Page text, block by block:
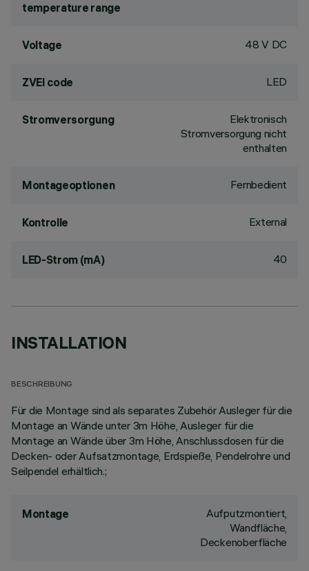
temperature range
Voltage 48 V DC
ZVEI code LED
Stromversorgung
Elektronisch
Stromversorgung nicht
enthalten
Montageoptionen Fernbedient
Kontrolle External
LED-Strom (mA) 40
INSTALLATION
BESCHREIBUNG
Für die Montage sind als separates Zubehör Ausleger für die
Montage an Wände unter 3m Höhe, Ausleger für die
Montage an Wände über 3m Höhe, Anschlussdosen für die
Decken- oder Aufsatzmontage, Erdspieße, Pendelrohre und
Seilpendel erhältlich.;
Montage
Aufputzmontiert,
Wandfläche,
Deckenoberfläche